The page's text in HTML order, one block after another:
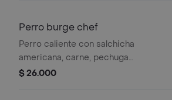
Perro burge chef
Perro caliente con salchicha
americana, carne, pechuga
desmechados, tocienta, maíz tierno,
$ 26.000